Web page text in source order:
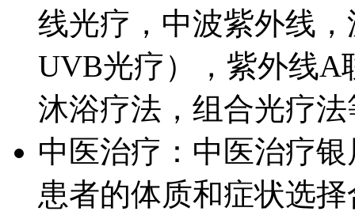
线光疗，中波紫外线
UVB光疗），紫外线A
沐浴疗法，组合光疗法
中医治疗：中医治疗
患者的体质和症状选